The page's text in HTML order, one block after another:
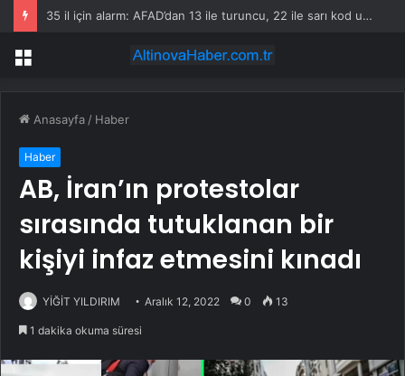
35 il için alarm: AFAD’dan 13 ile turuncu, 22 ile sarı kod uyarısı
Menü
Anasayfa / Haber
Haber
AB, İran’ın protestolar
sırasında tutuklanan bir
kişiyi infaz etmesini kınadı
YİĞİT YILDIRIM Aralık 12, 2022 0 13
1 dakika okuma süresi